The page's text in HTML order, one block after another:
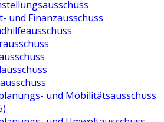
und Finanzausschuss
und Mobilitätsausschuss